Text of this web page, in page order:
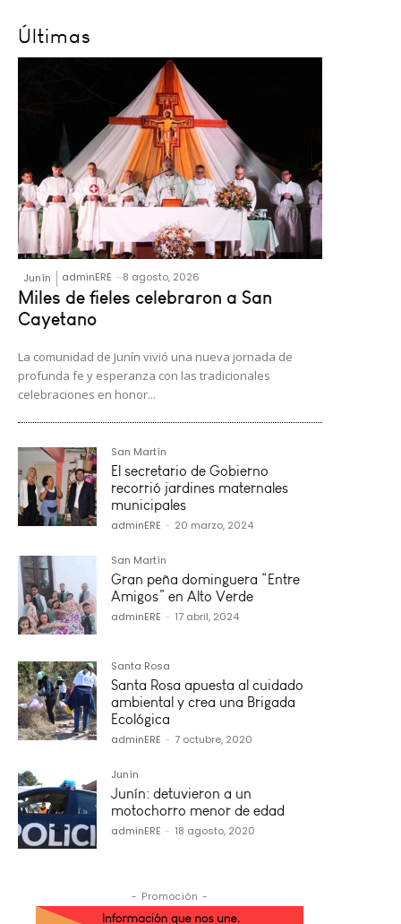
Últimas
Junín adminERE - 8 agosto, 2026
Miles de fieles celebraron a San
Cayetano
La comunidad de Junín vivió una nueva jornada de
profunda fe y esperanza con las tradicionales
celebraciones en honor...
San Martín
El secretario de Gobierno
recorrió jardines maternales
municipales
adminERE - 20 marzo, 2024
San Martín
Gran peña dominguera “Entre
Amigos” en Alto Verde
adminERE - 17 abril, 2024
Santa Rosa
Santa Rosa apuesta al cuidado
ambiental y crea una Brigada
Ecológica
adminERE - 7 octubre, 2020
Junín
Junín: detuvieron a un
motochorro menor de edad
adminERE - 18 agosto, 2020
- Promoción -